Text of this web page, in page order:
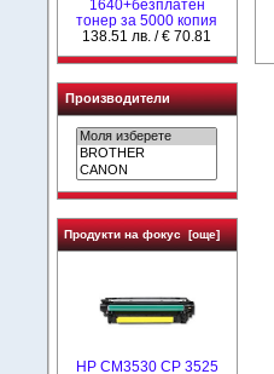
1640+безплатен
тонер за 5000 копия
138.51 лв. / € 70.81
Производители
Продукти на фокус [още]
HP CM3530 CP 3525